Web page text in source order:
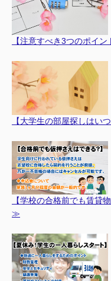
【注意すべき3つのポイ
【大学生の部屋探しはい
【学校の合格前でも賃貸
≫